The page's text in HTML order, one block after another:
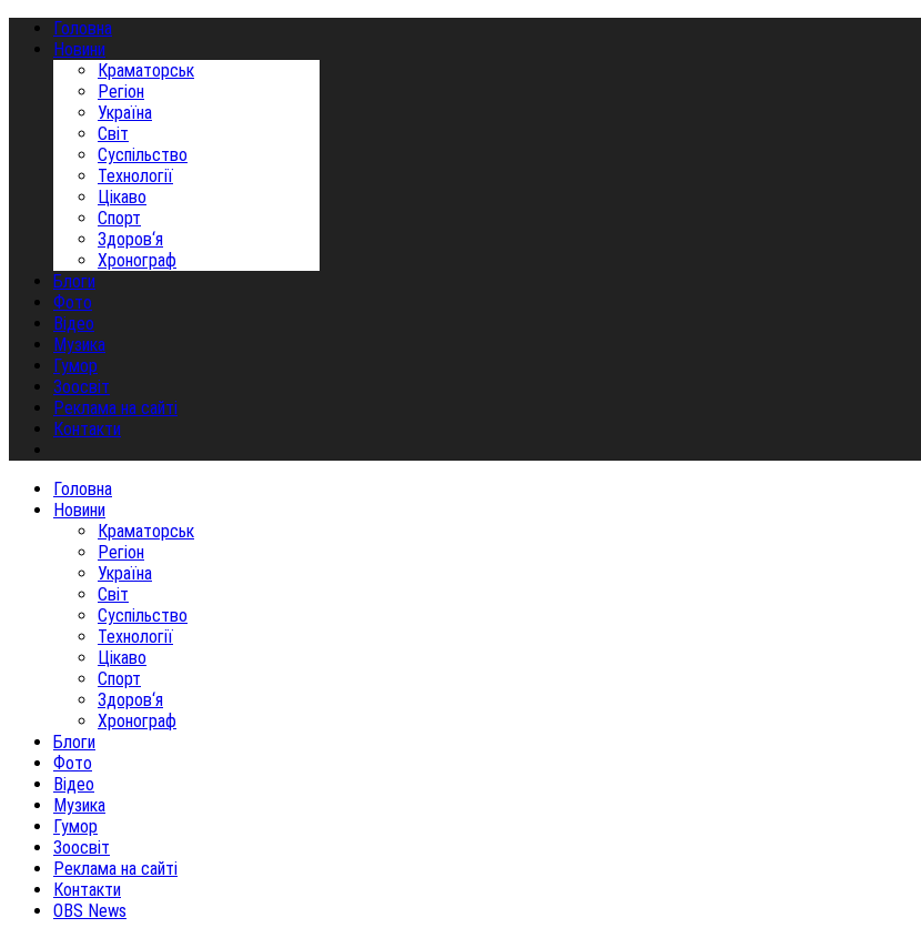
Головна
Новини
Краматорськ
Регіон
Україна
Світ
Суспільство
Технології
Цікаво
Спорт
Здоров‘я
Хронограф
Блоги
Фото
Відео
Музика
Гумор
Зоосвіт
Реклама на сайті
Контакти
Головна
Новини
Краматорськ
Регіон
Україна
Світ
Суспільство
Технології
Цікаво
Спорт
Здоров‘я
Хронограф
Блоги
Фото
Відео
Музика
Гумор
Зоосвіт
Реклама на сайті
Контакти
OBS News